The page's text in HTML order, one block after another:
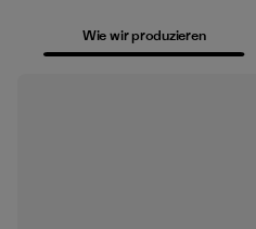
Wie wir produzieren